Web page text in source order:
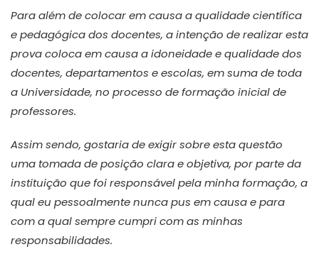
Para além de colocar em causa a qualidade científica
e pedagógica dos docentes, a intenção de realizar esta
prova coloca em causa a idoneidade e qualidade dos
docentes, departamentos e escolas, em suma de toda
a Universidade, no processo de formação inicial de
professores.
Assim sendo, gostaria de exigir sobre esta questão
uma tomada de posição clara e objetiva, por parte da
instituição que foi responsável pela minha formação, a
qual eu pessoalmente nunca pus em causa e para
com a qual sempre cumpri com as minhas
responsabilidades.